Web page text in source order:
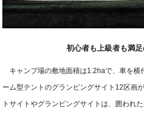
初心者も上級者も満
キャンプ場の敷地面積は1.2haで、車を横
ーム型テントのグランピングサイト12区画
トサイトやグランピングサイトは、囲われ